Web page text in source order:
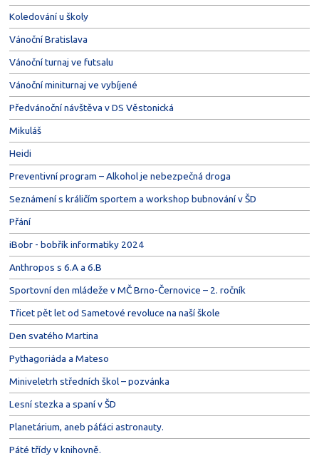
Koledování u školy
Vánoční Bratislava
Vánoční turnaj ve futsalu
Vánoční miniturnaj ve vybíjené
Předvánoční návštěva v DS Věstonická
Mikuláš
Heidi
Preventivní program – Alkohol je nebezpečná droga
Seznámení s králičím sportem a workshop bubnování v ŠD
Přání
iBobr - bobřík informatiky 2024
Anthropos s 6.A a 6.B
Sportovní den mládeže v MČ Brno-Černovice – 2. ročník
Třicet pět let od Sametové revoluce na naší škole
Den svatého Martina
Pythagoriáda a Mateso
Miniveletrh středních škol – pozvánka
Lesní stezka a spaní v ŠD
Planetárium, aneb páťáci astronauty.
Páté třídy v knihovně.